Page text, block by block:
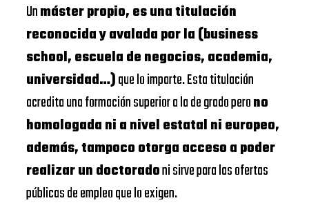
Unmáster propio, es una titulación
reconocida y avalada por la (business
school, escuela de negocios, academia,
universidad…)que lo imparte. Esta titulación
acredita una formación superior a la de grado perono
homologada ni a nivel estatal ni europeo,
además, tampoco otorga acceso a poder
realizar un doctoradoni sirve para las ofertas
públicas de empleo que lo exigen.